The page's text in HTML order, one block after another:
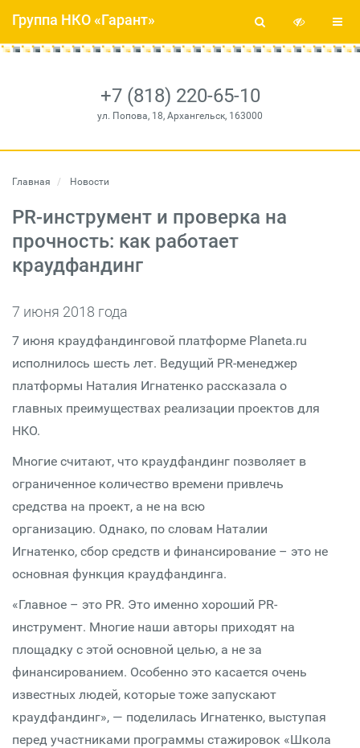
+7 (818) 220-65-10
ул. Попова, 18, Архангельск, 163000
Группа НКО «Гарант»
Главная Новости
PR-инструмент и проверка на
прочность: как работает
краудфандинг
7 июня 2018 года
7 июня краудфандинговой платформе Planeta.ru
исполнилось шесть лет. Ведущий PR-менеджер
платформы Наталия Игнатенко рассказала о
главных преимуществах реализации проектов для
НКО.
Многие считают, что краудфандинг позволяет в
ограниченное количество времени привлечь
средства на проект, а не на всю
организацию. Однако, по словам Наталии
Игнатенко, сбор средств и финансирование – это не
основная функция краудфандинга.
«Главное – это PR. Это именно хороший PR-
инструмент. Многие наши авторы приходят на
площадку с этой основной целью, а не за
финансированием. Особенно это касается очень
известных людей, которые тоже запускают
краудфандинг», — поделилась Игнатенко, выступая
перед участниками программы стажировок «Школа